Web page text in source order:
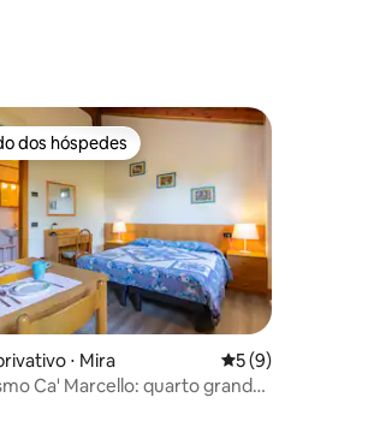
dos hóspedes
dos hóspedes
⋅ Mira 5 de uma
5 (9)
Ca' Marcello: quarto grande